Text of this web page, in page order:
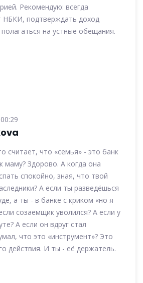
Рекомендую: всегда
НБКИ, подтверждать доход
на устные обещания.
считает, что «семья» - это банк
маму? Здорово. А когда она
спокойно, зная, что твой
А если ты разведёшься
а ты - в банке с криком «но я
созаемщик уволился? А если у
А если он вдруг стал
что это «инструмент»? Это
действия. И ты - её держатель.